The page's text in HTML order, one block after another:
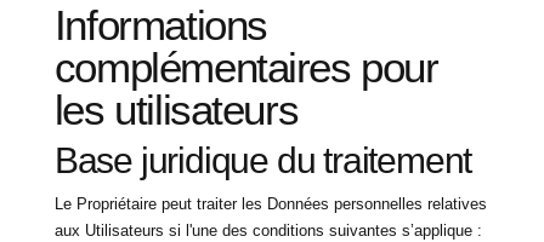
Informations
complémentaires pour
les utilisateurs
Base juridique du traitement
Le Propriétaire peut traiter les Données personnelles relatives
aux Utilisateurs si l'une des conditions suivantes s’applique :